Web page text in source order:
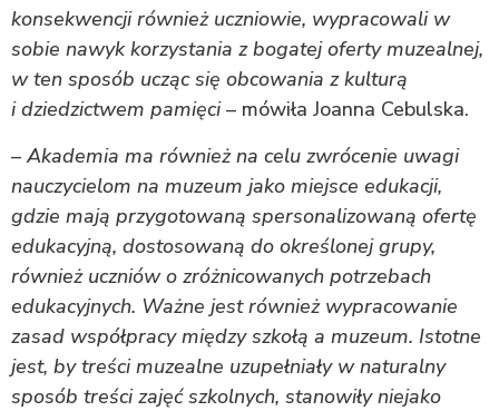
konsekwencji również uczniowie, wypracowali w
sobie nawyk korzystania z bogatej oferty muzealnej,
w ten sposób ucząc się obcowania z kulturą
i dziedzictwem pamięci– mówiła Joanna Cebulska.
–Akademia ma również na celu zwrócenie uwagi
nauczycielom na muzeum jako miejsce edukacji,
gdzie mają przygotowaną spersonalizowaną ofertę
edukacyjną, dostosowaną do określonej grupy,
również uczniów o zróżnicowanych potrzebach
edukacyjnych. Ważne jest również wypracowanie
zasad współpracy między szkołą a muzeum. Istotne
jest, by treści muzealne uzupełniały w naturalny
sposób treści zajęć szkolnych, stanowiły niejako